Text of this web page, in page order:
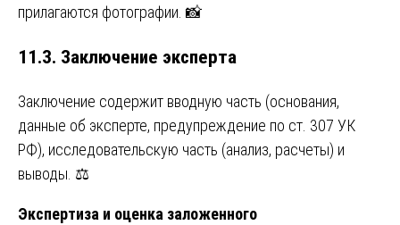
прилагаются фотографии. 📸
11.3. Заключение эксперта
Заключение содержит вводную часть (основания,
данные об эксперте, предупреждение по ст. 307 УК
РФ), исследовательскую часть (анализ, расчеты) и
выводы. ⚖️
Экспертиза и оценка заложенного